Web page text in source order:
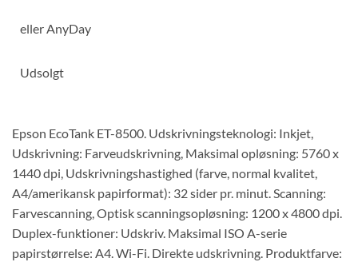
ellerAnyDay
Udsolgt
Epson EcoTank ET-8500. Udskrivningsteknologi: Inkjet,
Udskrivning: Farveudskrivning, Maksimal opløsning: 5760 x
1440 dpi, Udskrivningshastighed (farve, normal kvalitet,
A4/amerikansk papirformat): 32 sider pr. minut. Scanning:
Farvescanning, Optisk scanningsopløsning: 1200 x 4800 dpi.
Duplex-funktioner: Udskriv. Maksimal ISO A-serie
papirstørrelse: A4. Wi-Fi. Direkte udskrivning. Produktfarve: